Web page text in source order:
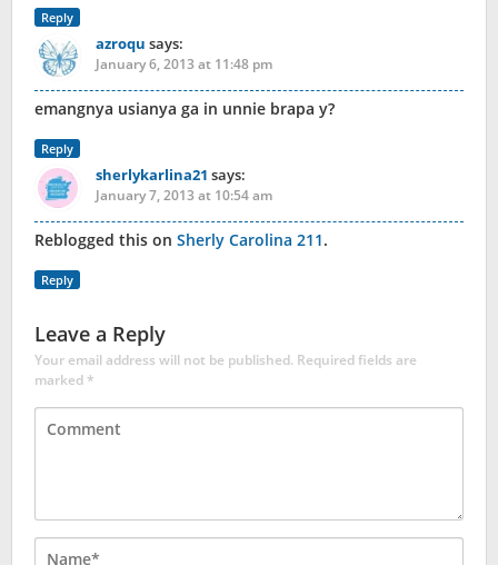
Reply
azroqu says:
January 6, 2013 at 11:48 pm
emangnya usianya ga in unnie brapa y?
Reply
sherlykarlina21 says:
January 7, 2013 at 10:54 am
Reblogged this on Sherly Carolina 211.
Reply
Leave a Reply
Your email address will not be published. Required fields are
marked*